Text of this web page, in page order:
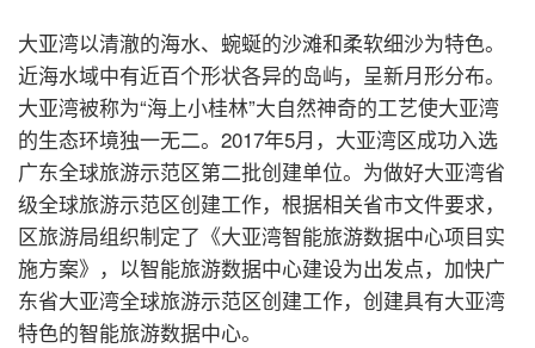
大亚湾以清澈的海水、蜿蜒的沙滩和柔软细沙为特色。
近海水域中有近百个形状各异的岛屿，呈新月形分布。
大亚湾被称为“海上小桂林”大自然神奇的工艺使大亚湾
的生态环境独一无二。2017年5月，大亚湾区成功入选
广东全球旅游示范区第二批创建单位。为做好大亚湾省
级全球旅游示范区创建工作，根据相关省市文件要求，
区旅游局组织制定了《大亚湾智能旅游数据中心项目实
施方案》，以智能旅游数据中心建设为出发点，加快广
东省大亚湾全球旅游示范区创建工作，创建具有大亚湾
特色的智能旅游数据中心。